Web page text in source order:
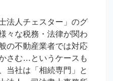
法人チェスター」のグ
々な税務・法律が関わ
の不動産業者では対応
さむ…というケースも
当社は「相続専門」と